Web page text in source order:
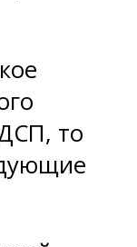
то